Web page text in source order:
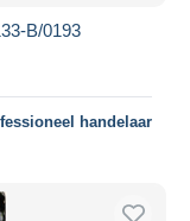
B/0193
handelaar